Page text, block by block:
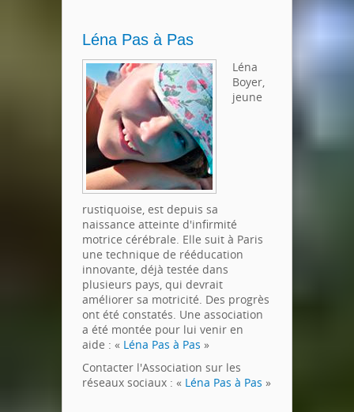
Léna Pas à Pas
Léna
Boyer,
jeune
rustiquoise, est depuis sa
naissance atteinte d'infirmité
motrice cérébrale. Elle suit à Paris
une technique de rééducation
innovante, déjà testée dans
plusieurs pays, qui devrait
améliorer sa motricité. Des progrès
ont été constatés. Une association
a été montée pour lui venir en
aide : « Léna Pas à Pas »
Contacter l'Association sur les
réseaux sociaux : « Léna Pas à Pas »